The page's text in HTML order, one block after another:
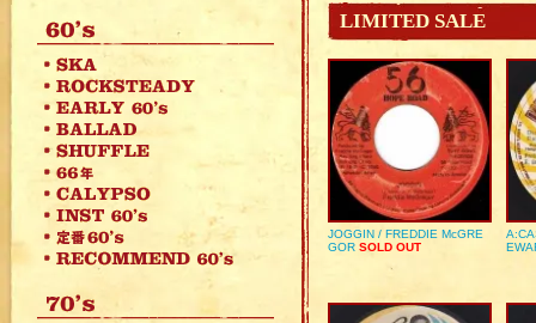
LIMITED SALE
JOGGIN / FREDDIE McGRE
GOR SOLD OUT